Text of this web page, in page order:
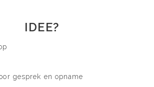
IDEE?
gesprek en opname